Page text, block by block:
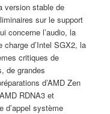
version stable de
sur le support
concerne l’audio, la
d’Intel SGX2, la
critiques de
de grandes
d’AMD Zen
RDNA3 et
d’appel système